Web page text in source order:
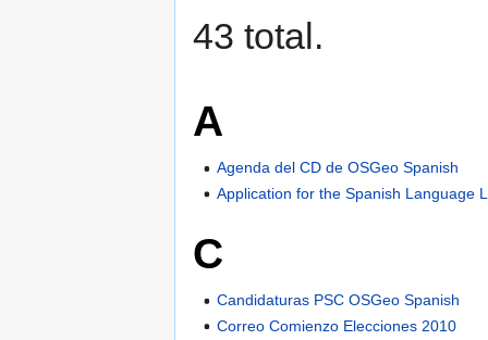
43 total.
A
Agenda del CD de OSGeo Spanish
Application for the Spanish Language
C
Candidaturas PSC OSGeo Spanish
Correo Comienzo Elecciones 2010